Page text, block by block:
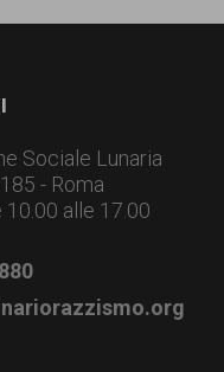
Sociale Lunaria
- Roma
10.00 alle 17.00